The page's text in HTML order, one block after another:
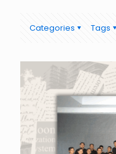
Categories Tags